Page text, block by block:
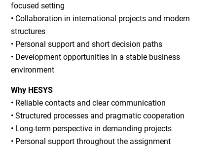
focused setting
• Collaboration in international projects and modern
structures
• Personal support and short decision paths
• Development opportunities in a stable business
environment
Why HESYS
• Reliable contacts and clear communication
• Structured processes and pragmatic cooperation
• Long-term perspective in demanding projects
• Personal support throughout the assignment